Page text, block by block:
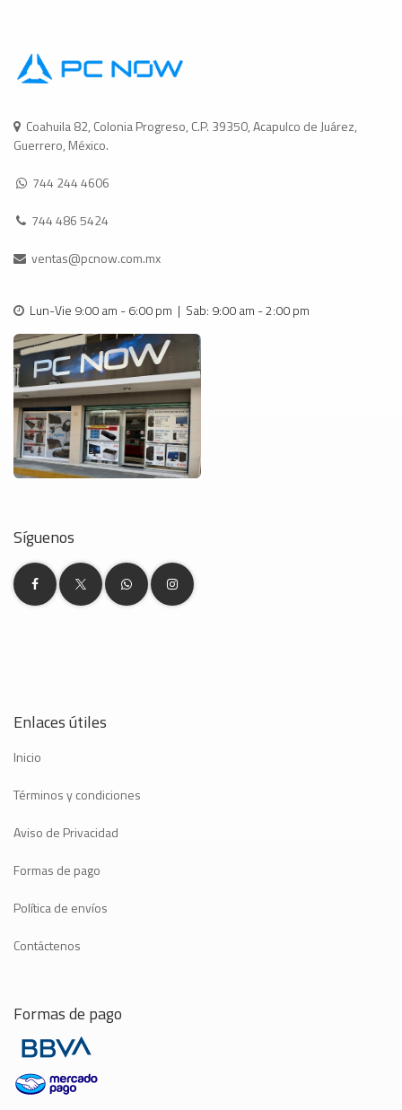
Coahuila 82, Colonia Progreso, C.P. 39350, Acapulco de Juárez,
Guerrero, México.
744 244 4606
744 486 5424
ventas@pcnow.com.mx
Lun-Vie 9:00 am - 6:00 pm | Sab: 9:00 am - 2:00 pm
Síguenos
Enlaces útiles
Inicio
Términos y condiciones
Aviso de Privacidad
Formas de pago
Política de envíos
Contáctenos
Formas de pago